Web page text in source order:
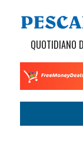
QUOTIDIANO